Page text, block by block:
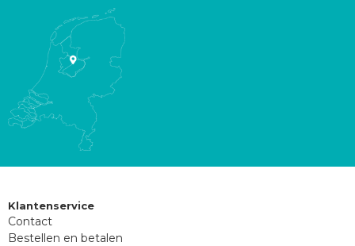
Klantenservice
Contact
Bestellen en betalen